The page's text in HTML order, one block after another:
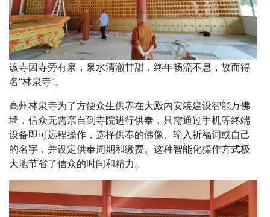
该寺因寺旁有泉，泉水清澈甘甜，终年畅流不息，故而得
名“林泉寺”。
高州林泉寺为了方便众生供养在大殿内安装建设智能万佛
墙，信众无需亲自到寺院进行供奉，只需通过手机等终端
设备即可远程操作，选择供奉的佛像、输入祈福词或自己
的名字，并设定供奉周期和缴费。这种智能化操作方式极
大地节省了信众的时间和精力。